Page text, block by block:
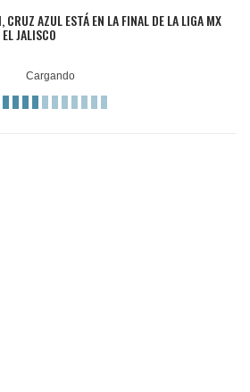
CRUZ AZUL ESTÁ EN LA FINAL DE LA LIGA MX
JALISCO